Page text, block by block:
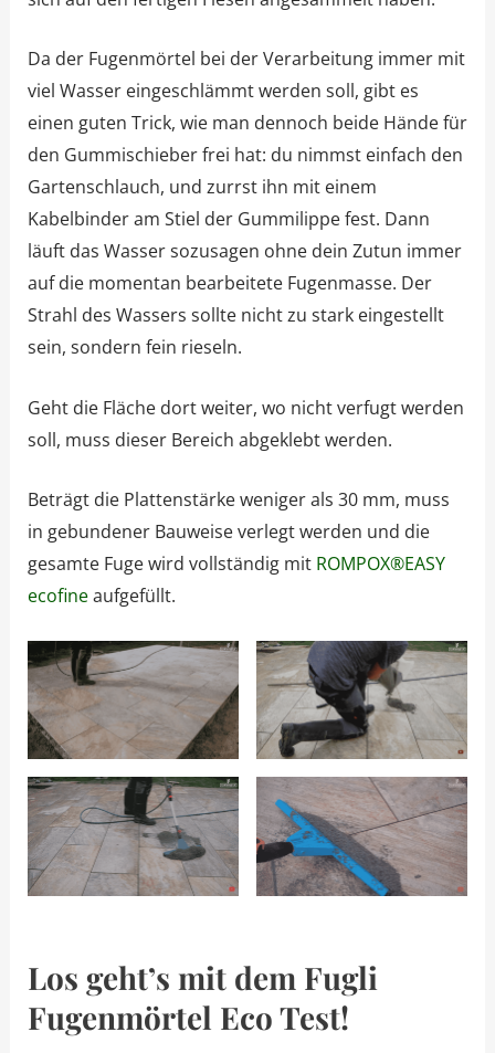
Da der Fugenmörtel bei der Verarbeitung immer mit
viel Wasser eingeschlämmt werden soll, gibt es
einen guten Trick, wie man dennoch beide Hände für
den Gummischieber frei hat: du nimmst einfach den
Gartenschlauch, und zurrst ihn mit einem
Kabelbinder am Stiel der Gummilippe fest. Dann
läuft das Wasser sozusagen ohne dein Zutun immer
auf die momentan bearbeitete Fugenmasse. Der
Strahl des Wassers sollte nicht zu stark eingestellt
sein, sondern fein rieseln.
Geht die Fläche dort weiter, wo nicht verfugt werden
soll, muss dieser Bereich abgeklebt werden.
Beträgt die Plattenstärke weniger als 30 mm, muss
in gebundener Bauweise verlegt werden und die
gesamte Fuge wird vollständig mit ROMPOX®EASY
ecofineaufgefüllt.
Los geht’s mit dem Fugli
Fugenmörtel Eco Test!